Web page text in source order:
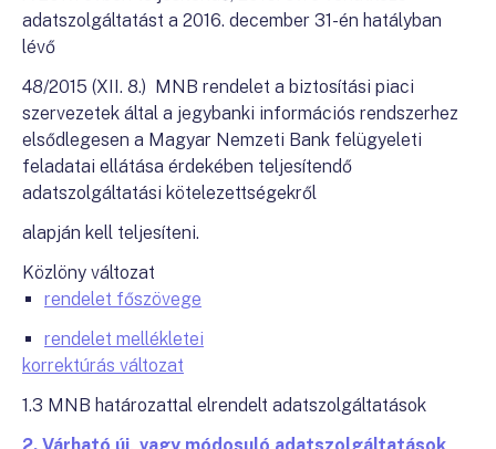
adatszolgáltatást a 2016. december 31-én hatályban
lévő
48/2015 (XII. 8.) MNB rendelet a biztosítási piaci
szervezetek által a jegybanki információs rendszerhez
elsődlegesen a Magyar Nemzeti Bank felügyeleti
feladatai ellátása érdekében teljesítendő
adatszolgáltatási kötelezettségekről
alapján kell teljesíteni.
Közlöny változat
rendelet főszövege
rendelet mellékletei
korrektúrás változat
1.3 MNB határozattal elrendelt adatszolgáltatások